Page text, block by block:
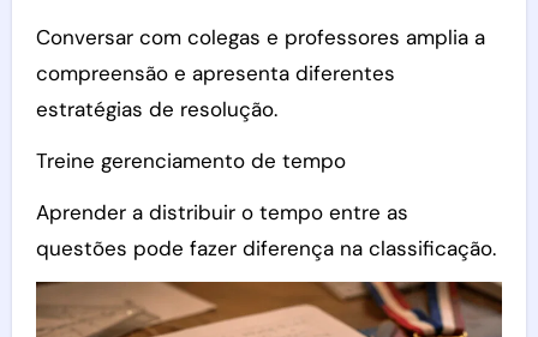
Conversar com colegas e professores amplia a
compreensão e apresenta diferentes
estratégias de resolução.
Treine gerenciamento de tempo
Aprender a distribuir o tempo entre as
questões pode fazer diferença na classificação.